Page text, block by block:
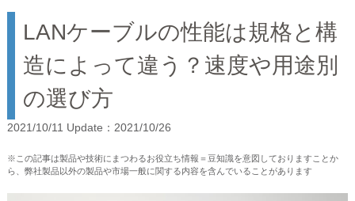
LANケーブルの性能は規格と構
造によって違う？速度や用途別
の選び方
2021/10/11 Update：2021/10/26
※この記事は製品や技術にまつわるお役立ち情報＝豆知識を意図しておりますことか
ら、弊社製品以外の製品や市場一般に関する内容を含んでいることがあります